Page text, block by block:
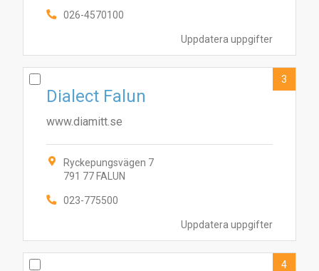
Uppdatera uppgifter
026-4570100
Uppdatera uppgifter
Dialect Falun
www.diamitt.se
Ryckepungsvägen 7
791 77 FALUN
023-775500
3
4